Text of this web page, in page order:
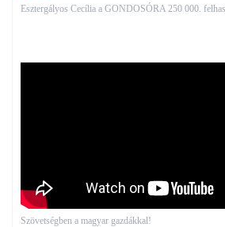
Esztergályos Cecília a GONDOSÓRA 250 000.
Szövetségben a magyar gazdákkal!